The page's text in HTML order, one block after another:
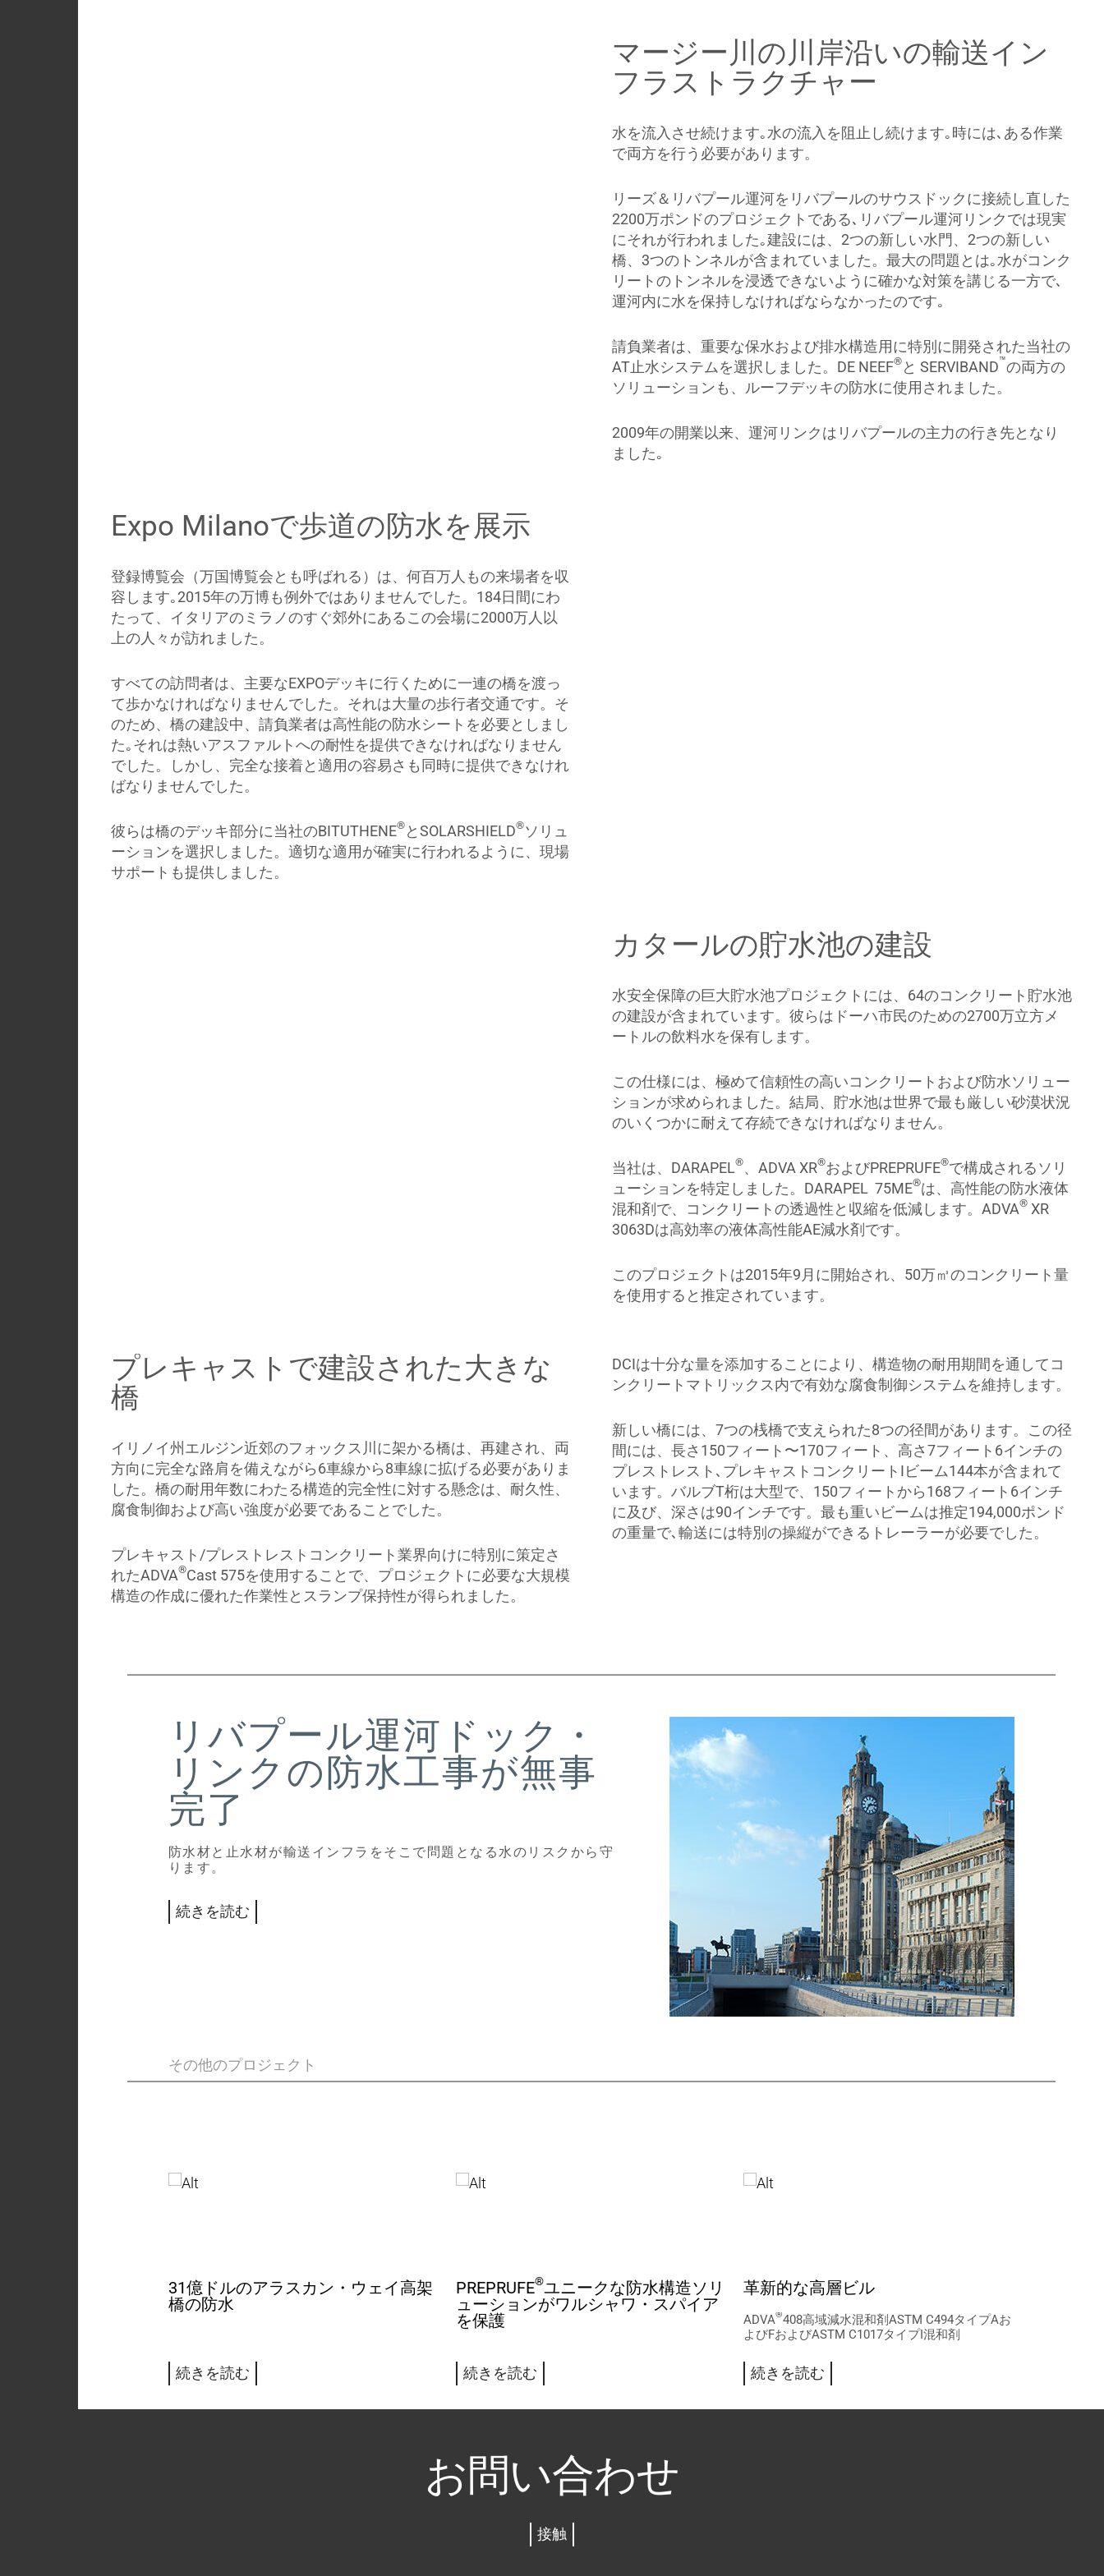
マージー川の川岸沿いの輸送イン
フラストラクチャー
水を流入させ続けます｡水の流入を阻止し続けます｡時には､ある作業
で両方を行う必要があります。
リーズ＆リバプール運河をリバプールのサウスドックに接続し直した
2200万ポンドのプロジェクトである､リバプール運河リンクでは現実
にそれが行われました｡建設には、2つの新しい水門、2つの新しい
橋、3つのトンネルが含まれていました。最大の問題とは｡水がコンク
リートのトンネルを浸透できないように確かな対策を講じる一方で､
運河内に水を保持しなければならなかったのです｡
請負業者は、重要な保水および排水構造用に特別に開発された当社の
AT止水システムを選択しました。DE NEEF®と SERVIBAND™の両方の
ソリューションも、ルーフデッキの防水に使用されました。
2009年の開業以来、運河リンクはリバプールの主力の行き先となり
ました｡
Expo Milanoで歩道の防水を展示
登録博覧会（万国博覧会とも呼ばれる）は、何百万人もの来場者を収
容します｡2015年の万博も例外ではありませんでした。184日間にわ
たって、イタリアのミラノのすぐ郊外にあるこの会場に2000万人以
上の人々が訪れました。
すべての訪問者は、主要なEXPOデッキに行くために一連の橋を渡っ
て歩かなければなりませんでした。それは大量の歩行者交通です。そ
のため、橋の建設中、請負業者は高性能の防水シートを必要としまし
た｡それは熱いアスファルトへの耐性を提供できなければなりません
でした。しかし、完全な接着と適用の容易さも同時に提供できなけれ
ばなりませんでした。
彼らは橋のデッキ部分に当社のBITUTHENE®とSOLARSHIELD®ソリュ
ーションを選択しました。適切な適用が確実に行われるように、現場
サポートも提供しました。
カタールの貯水池の建設
水安全保障の巨大貯水池プロジェクトには、64のコンクリート貯水池
の建設が含まれています。彼らはドーハ市民のための2700万立方メ
ートルの飲料水を保有します。
この仕様には、極めて信頼性の高いコンクリートおよび防水ソリュー
ションが求められました。結局、貯水池は世界で最も厳しい砂漠状況
のいくつかに耐えて存続できなければなりません。
当社は、DARAPEL®、ADVA XR®およびPREPRUFE®で構成されるソリ
ューションを特定しました。DARAPEL 75ME®は、高性能の防水液体
混和剤で、コンクリートの透過性と収縮を低減します。ADVA®XR
3063Dは高効率の液体高性能AE減水剤です。
このプロジェクトは2015年9月に開始され、50万㎥のコンクリート量
を使用すると推定されています。
プレキャストで建設された大きな
橋
イリノイ州エルジン近郊のフォックス川に架かる橋は、再建され、両
方向に完全な路肩を備えながら6車線から8車線に拡げる必要がありま
した。橋の耐用年数にわたる構造的完全性に対する懸念は、耐久性、
腐食制御および高い強度が必要であることでした。
プレキャスト/プレストレストコンクリート業界向けに特別に策定さ
れたADVA®Cast 575を使用することで、プロジェクトに必要な大規模
構造の作成に優れた作業性とスランプ保持性が得られました。
DCIは十分な量を添加することにより、構造物の耐用期間を通してコ
ンクリートマトリックス内で有効な腐食制御システムを維持します。
新しい橋には、7つの桟橋で支えられた8つの径間があります。この径
間には、長さ150フィート〜170フィート、高さ7フィート6インチの
プレストレスト､プレキャストコンクリートIビーム144本が含まれて
います。バルブT桁は大型で、150フィートから168フィート6インチ
に及び、深さは90インチです。最も重いビームは推定194,000ポンド
の重量で､輸送には特別の操縦ができるトレーラーが必要でした。
リバプール運河ドック・
リンクの防水工事が無事
完了
防水材と止水材が輸送インフラをそこで問題となる水のリスクから守
ります。
続きを読む
その他のプロジェクト
31億ドルのアラスカン・ウェイ高架
橋の防水
続きを読む
PREPRUFE®ユニークな防水構造ソリ
ューションがワルシャワ・スパイア
を保護
続きを読む
革新的な高層ビル
ADVA®408高域減水混和剤ASTM C494タイプAお
よびFおよびASTM C1017タイプI混和剤
続きを読む
お問い合わせ
接触